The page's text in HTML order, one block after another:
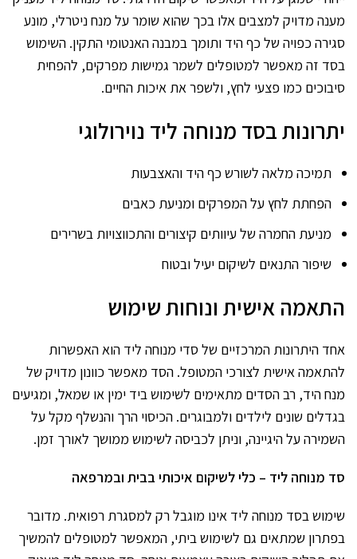
מענה מדויק למצבים אלו בכך שהוא שומר על מנח ניטרלי, מונע
סגירה כפויה של כף היד ותומך במבנה האנטומי התקין. השימוש
בסד זה מאפשר למטופלים לשמר גמישות מפרקים, להפחית
סיבוכים כמו פצעי לחץ, ולשפר את איכות החיים.
יתרונות בסד מנוחה ליד נוירולוגי
תמיכה מלאה לשורש כף היד והאצבעות
הפחתת לחץ על המפרקים ומניעת כאבים
מניעת החמרה של עיוותים קיצורים והתכווצויות בשרירים
שיפור התנאים לשיקום יעיל ובטוח
התאמה אישית ונוחות שימוש
אחד היתרונות המרכזיים של סדי מנוחה ליד הוא האפשרות
להתאמה אישית לצורכי המטופל. הסד מאפשר כוונון מדויק של
מנח היד, רב הסדים מתאימים לשימוש ביד ימין או שמאל, ומגיעים
בגדלים שונים לילדים ולמבוגרים. הכיסוי הרך והנשלף מקל על
השמירה על היגיינה, וניתן לכביסה לשימוש ממושך לאורך זמן.
סד מנוחה ליד – כלי לשיקום איכותי בבית ובמרפאה
שימוש בסד מנוחה ליד אינו מוגבל רק למסגרת רפואית. מדובר
בפתרון שמתאים גם לשימוש ביתי, המאפשר למטופלים להמשיך